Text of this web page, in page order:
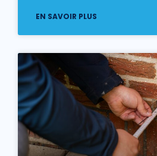
EN SAVOIR PLUS